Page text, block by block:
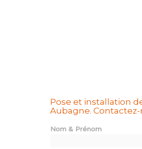
Pose et installation
Aubagne.
Nom & Prénom